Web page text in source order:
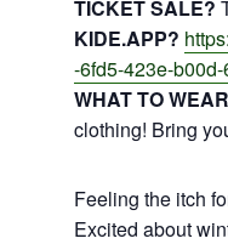
TICKET SALE?
KIDE.APP?
-6fd5-423e-
WHAT TO
clothing! Bring
Feeling the itch
Excited about